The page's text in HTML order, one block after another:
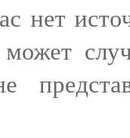
нет
не